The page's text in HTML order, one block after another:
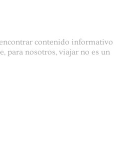
contenido informativo
para nosotros, viajar no es un